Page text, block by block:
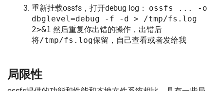
重新挂载ossfs，打开debug log： ossfs ... -o
dbglevel=debug -f -d > /tmp/fs.log
2>&1 然后重复你出错的操作，出错后
将/tmp/fs.log保留，自己查看或者发给我
局限性